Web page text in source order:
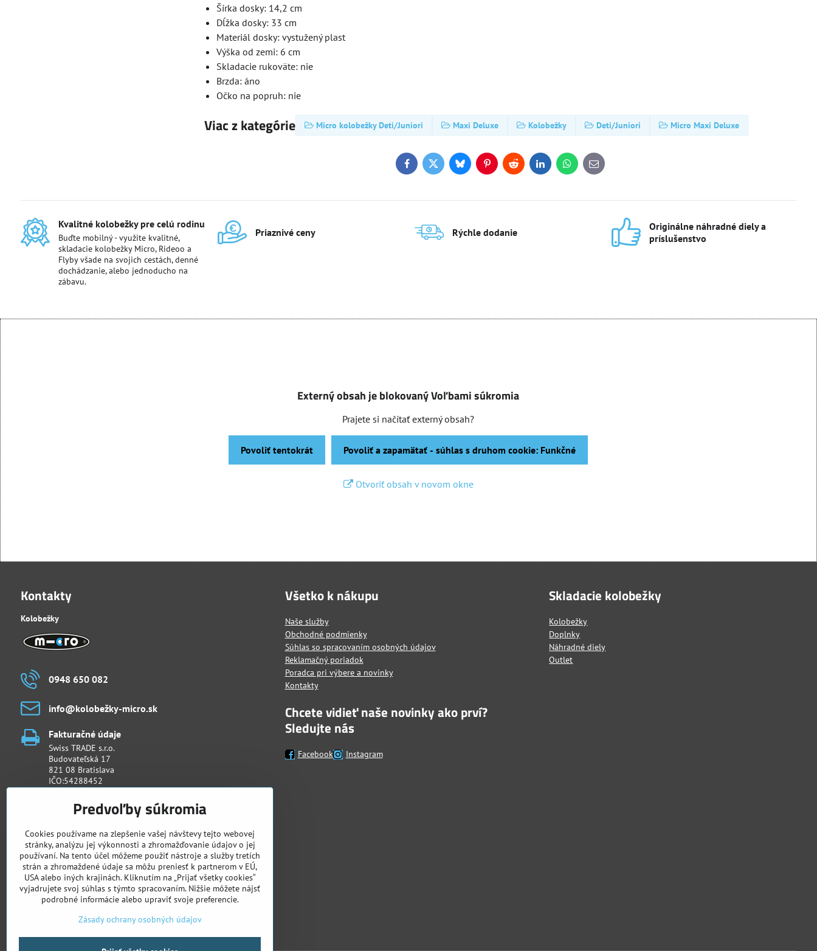
Šírka dosky: 14,2 cm
Dĺžka dosky: 33 cm
Materiál dosky: vystužený plast
Výška od zemi: 6 cm
Skladacie rukoväte: nie
Brzda: áno
Očko na popruh: nie
Viac z kategórie Micro kolobežky Deti/Juniori Maxi Deluxe Kolobežky Deti/Juniori Micro Maxi Deluxe
FacebookTwitterBlueskyPinterestRedditLinkedInWhatsApp
E-
mail
Kvalitné kolobežky pre celú rodinu
Buďte mobilný - využite kvalitné,
skladacie kolobežky Micro, Rideoo a
Flyby všade na svojich cestách, denné
dochádzanie, alebo jednoducho na
zábavu.
Priaznivé ceny Rýchle dodanie
Originálne náhradné diely a
príslušenstvo
Externý obsah je blokovaný Voľbami súkromia
Prajete si načítať externý obsah?
Povoliť tentokrát Povoliť a zapamätať - súhlas s druhom cookie: Funkčné
Otvoriť obsah v novom okne
Kontakty
Kolobežky
0948 650 082
info​@kolobežky-micro​.sk
Fakturačné údaje
Swiss TRADE s.r.o.
Budovateľská 17
821 08 Bratislava
IČO:54288452
OSOBNÝ ODBER - predajňa Cyklošpeciality​.sk
Račianska 26/D (Urban Residence)
Otváracie hodiny
Po - Pia: 11:00 - 18:00
Sob: 09:00 - 13:00
Obchodný zástupca
Ján Penthor
Všetko k nákupu
Naše služby
Obchodné podmienky
Súhlas so spracovaním osobných údajov
Reklamačný poriadok
Poradca pri výbere a novinky
Kontakty
Chcete vidieť naše novinky ako prví?
Sledujte nás
Facebook Instagram
Skladacie kolobežky
Kolobežky
Doplnky
Náhradné diely
Outlet
Predvoľby súkromia
Cookies používame na zlepšenie vašej návštevy tejto webovej
stránky, analýzu jej výkonnosti a zhromažďovanie údajov o jej
používaní. Na tento účel môžeme použiť nástroje a služby tretích
strán a zhromaždené údaje sa môžu preniesť k partnerom v EÚ,
USA alebo iných krajinách. Kliknutím na „Prijať všetky cookies“
vyjadrujete svoj súhlas s týmto spracovaním. Nižšie môžete nájsť
podrobné informácie alebo upraviť svoje preferencie.
Zásady ochrany osobných údajov